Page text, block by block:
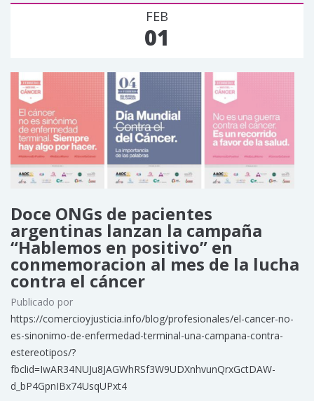
FEB
01
Doce ONGs de pacientes
argentinas lanzan la campaña
“Hablemos en positivo” en
conmemoracion al mes de la lucha
contra el cáncer
Publicado por
https://comercioyjusticia.info/blog/profesionales/el-cancer-no-
es-sinonimo-de-enfermedad-terminal-una-campana-contra-
estereotipos/?
fbclid=IwAR34NUJu8JAGWhRSf3W9UDXnhvunQrxGctDAW-
d_bP4GpnIBx74UsqUPxt4